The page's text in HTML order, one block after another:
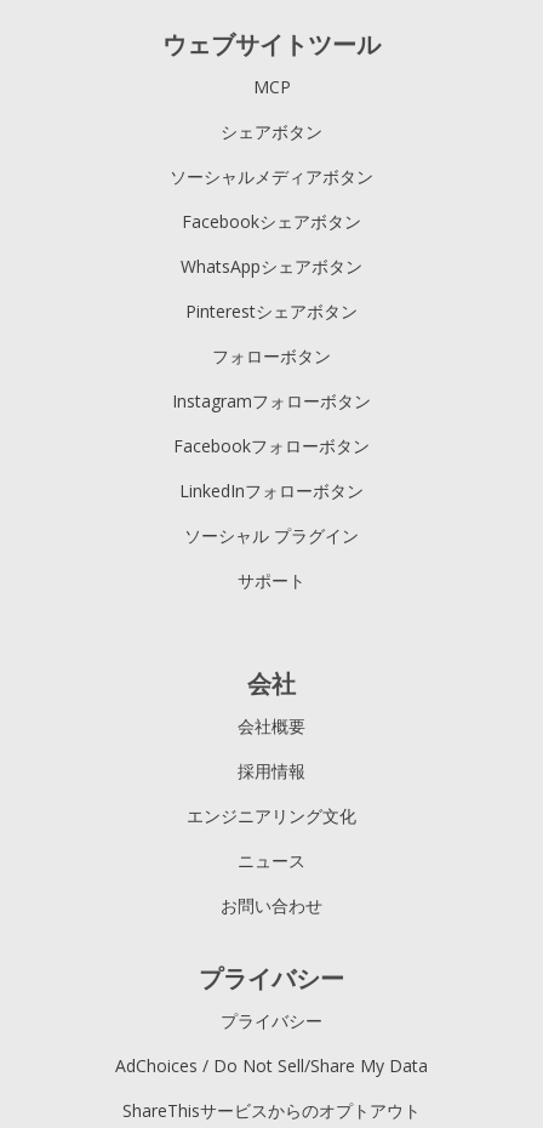
ウェブサイトツール
MCP
シェアボタン
ソーシャルメディアボタン
Facebookシェアボタン
WhatsAppシェアボタン
Pinterestシェアボタン
フォローボタン
Instagramフォローボタン
Facebookフォローボタン
LinkedInフォローボタン
ソーシャル プラグイン
サポート
会社
会社概要
採用情報
エンジニアリング文化
ニュース
お問い合わせ
プライバシー
プライバシー
AdChoices / Do Not Sell/Share My Data
ShareThisサービスからのオプトアウト